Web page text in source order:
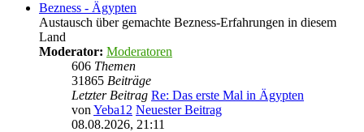
Bezness - Ägypten
Austausch über gemachte Bezness-Erfahrungen in diesem
Land
Moderator: Moderatoren
606 Themen
31865 Beiträge
Letzter Beitrag Re: Das erste Mal in Ägypten
von Yeba12 Neuester Beitrag
08.08.2026, 21:11